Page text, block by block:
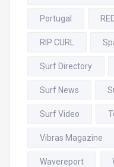
Portugal
RIP CURL
Surf Directory
Surf News
Surf Video
Vibras Magazine
Wavereport